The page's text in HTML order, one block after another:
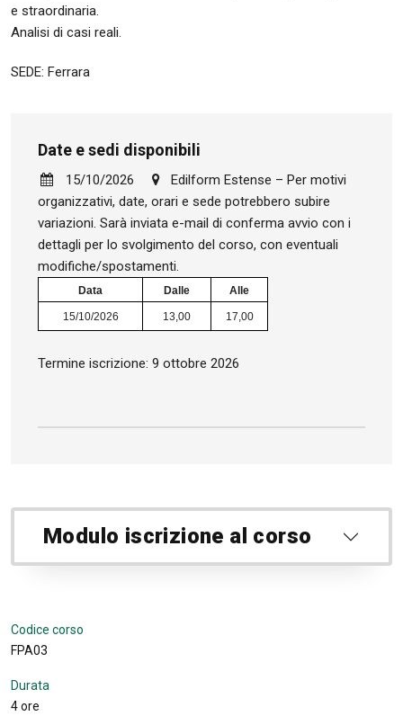
e straordinaria.
Analisi di casi reali.
SEDE: Ferrara
Date e sedi disponibili
15/10/2026
Edilform Estense – Per motivi
organizzativi, date, orari e sede potrebbero subire
variazioni. Sarà inviata e-mail di conferma avvio con i
dettagli per lo svolgimento del corso, con eventuali
modifiche/spostamenti.
Data Dalle Alle
15/10/2026 13,00 17,00
Termine iscrizione: 9 ottobre 2026
Modulo iscrizione al corso
Codice corso
FPA03
Durata
4 ore